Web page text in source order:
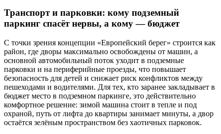
Транспорт и парковки: кому подземный
паркинг спасёт нервы, а кому — бюджет
С точки зрения концепции «Европейский берег» строится как
район, где дворы максимально освобождены от машин, а
основной автомобильный поток уходит в подземные
парковки и на периферийные проезды, что повышает
безопасность для детей и снижает риск конфликтов между
пешеходами и водителями. Для тех, кто заранее закладывает в
бюджет место в подземном паркинге, это действительно
комфортное решение: зимой машина стоит в тепле и под
охраной, путь от лифта до квартиры занимает минуты, а двор
остаётся зелёным пространством без хаотичных парковок.